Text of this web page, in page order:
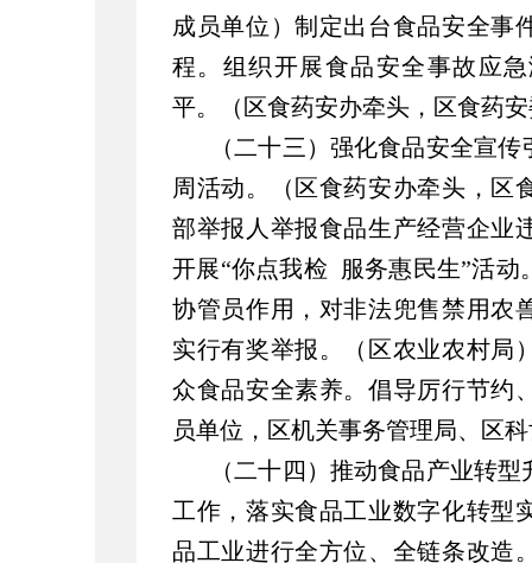
成员单位）制定出台食品安全事
程。组织开展食品安全事故应
平。（区食药安办牵头，区食药
（二十三）强化食品安全宣
周活动。（区食药安办牵头，区
部举报人举报食品生产经营企业
开展“你点我检 服务惠民生”活动
协管员作用，对非法兜售禁用农
实行有奖举报。（区农业农村局
众食品安全素养。倡导厉行节约
员单位，区机关事务管理局、区
（二十四）推动食品产业转
工作，落实食品工业数字化转型
品工业进行全方位、全链条改造